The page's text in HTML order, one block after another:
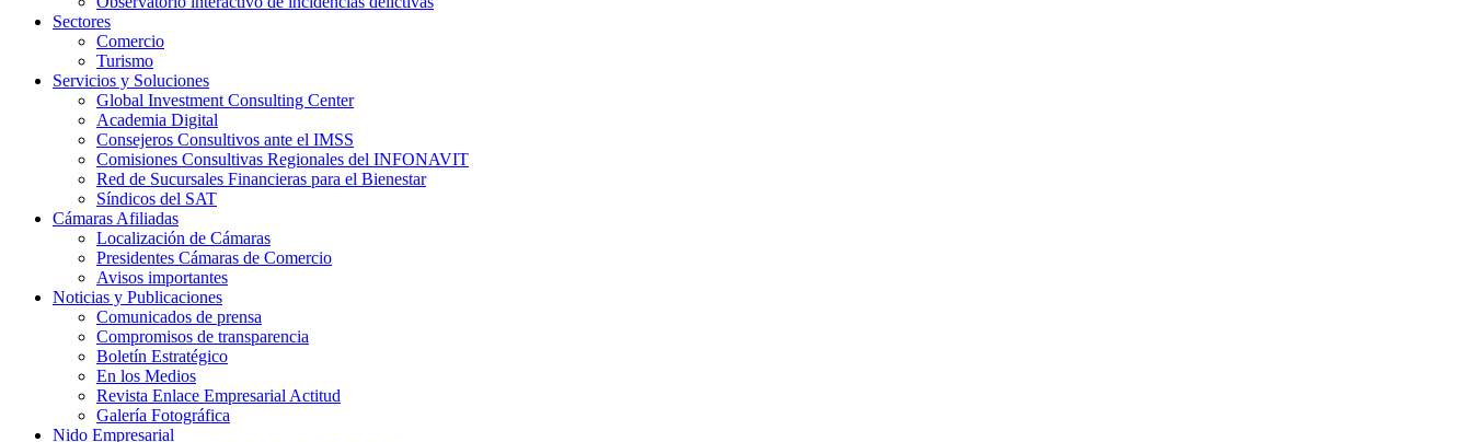
Sectores
Comercio
Turismo
Servicios y Soluciones
Global Investment Consulting Center
Academia Digital
Consejeros Consultivos ante el IMSS
Comisiones Consultivas Regionales del INFONAVIT
Red de Sucursales Financieras para el Bienestar
Síndicos del SAT
Cámaras Afiliadas
Localización de Cámaras
Presidentes Cámaras de Comercio
Avisos importantes
Noticias y Publicaciones
Comunicados de prensa
Compromisos de transparencia
Boletín Estratégico
En los Medios
Revista Enlace Empresarial Actitud
Galería Fotográfica
Nido Empresarial